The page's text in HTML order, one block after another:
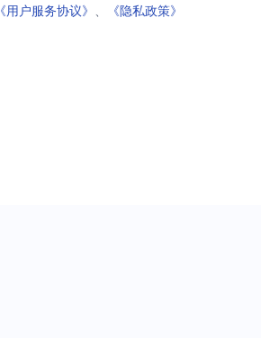
《用户服务协议》 、 《隐私政策》